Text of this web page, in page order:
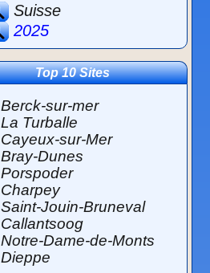
Suisse
2025
Top 10 Sites
Berck-sur-mer
La Turballe
Cayeux-sur-Mer
Bray-Dunes
Porspoder
Charpey
Saint-Jouin-Bruneval
Callantsoog
Notre-Dame-de-Monts
Dieppe